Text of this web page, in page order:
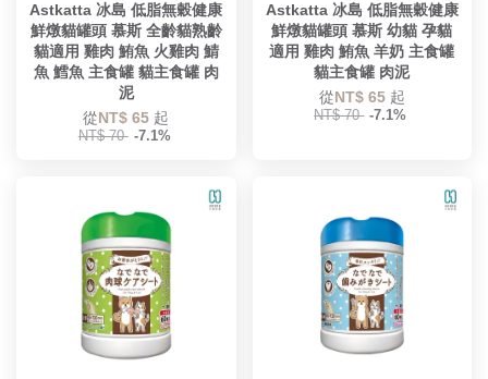
Astkatta 冰島 低脂無穀健康
鮮燉貓罐頭 慕斯 全齡貓熟齡
貓適用 雞肉 鮪魚 火雞肉 鯖
魚 鱈魚 主食罐 貓主食罐 肉
泥
從NT$ 65 起
NT$ 70 -7.1%
Astkatta 冰島 低脂無穀健康
鮮燉貓罐頭 慕斯 幼貓 孕貓
適用 雞肉 鮪魚 羊奶 主食罐
貓主食罐 肉泥
從NT$ 65 起
NT$ 70 -7.1%